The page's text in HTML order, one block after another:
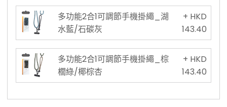
多功能2合1可調節手機掛繩_湖
水藍/石碳灰
+ HKD
143.40
多功能2合1可調節手機掛繩_棕
櫚綠/椰棕杏
+ HKD
143.40